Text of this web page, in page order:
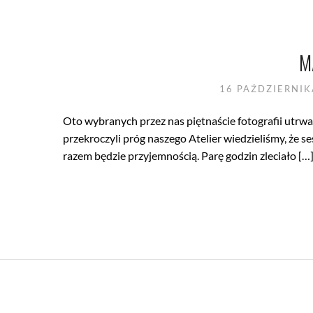
16
Oto wybranych przez nas piętnaście fotografii
przekroczyli próg naszego Atelier wiedzieliśmy, że
razem będzie przyjemnością. Parę godzin zleciało […]